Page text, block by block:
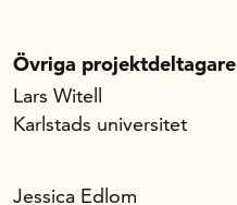
Övriga projektdeltagare
Lars Witell
Karlstads universitet
Jessica Edlom